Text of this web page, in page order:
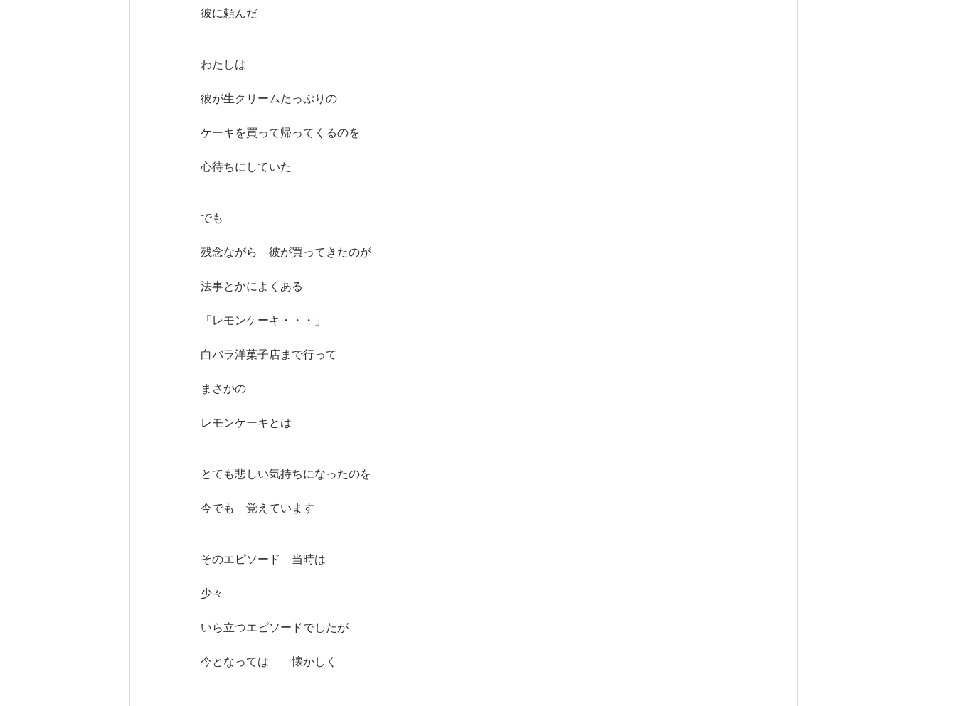
彼に頼んだ
わたしは
彼が生クリームたっぷりの
ケーキを買って帰ってくるのを
心待ちにしていた
でも
残念ながら　彼が買ってきたのが
法事とかによくある
「レモンケーキ・・・」
白バラ洋菓子店まで行って
まさかの
レモンケーキとは
とても悲しい気持ちになったのを
今でも　覚えています
そのエピソード　当時は
少々
いら立つエピソードでしたが
今となっては　　懐かしく